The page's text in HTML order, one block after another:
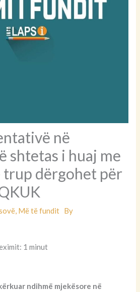
në
shtetas i huaj me
trup dërgohet për
Më të fundit By
1 minut
ndihmë mjekësore në